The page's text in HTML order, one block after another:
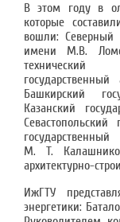
В этом году в
которые
вошли: Северный
имени М.В.
технический
государственный
Башкирский
Казанский
Севастопольский
М. Т.
архитектурно-
ИжГТУ
энергетики: